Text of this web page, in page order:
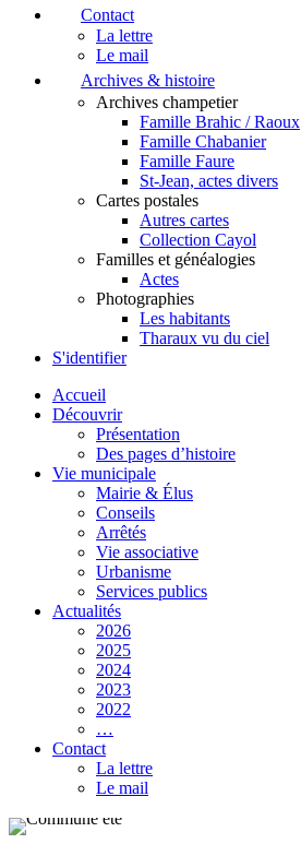
Contact
La lettre
Le mail
Archives & histoire
Archives champetier
Famille Brahic / Raoux
Famille Chabanier
Famille Faure
St-Jean, actes divers
Cartes postales
Autres cartes
Collection Cayol
Familles et généalogies
Actes
Photographies
Les habitants
Tharaux vu du ciel
S'identifier
Accueil
Découvrir
Présentation
Des pages d’histoire
Vie municipale
Mairie & Élus
Conseils
Arrêtés
Vie associative
Urbanisme
Services publics
Actualités
2026
2025
2024
2023
2022
…
Contact
La lettre
Le mail